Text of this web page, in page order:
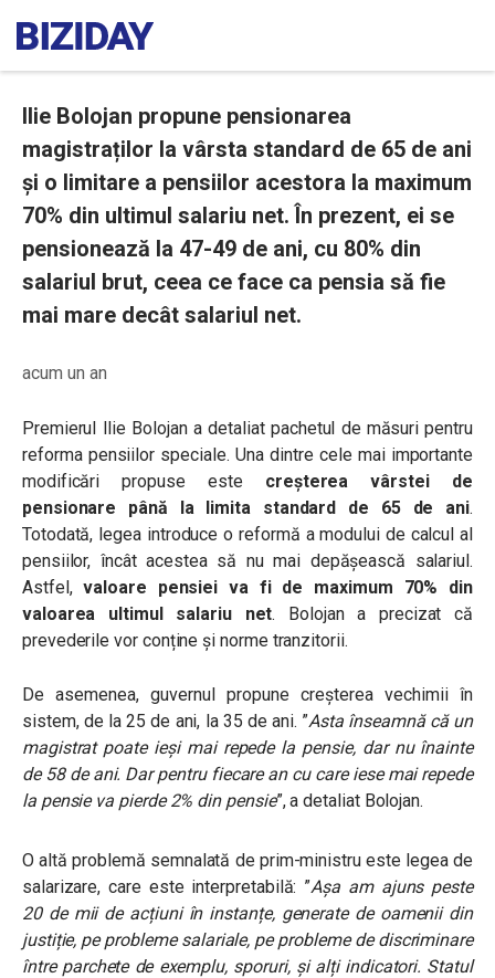
Ilie Bolojan propune pensionarea
magistraților la vârsta standard de 65 de ani
și o limitare a pensiilor acestora la maximum
70% din ultimul salariu net. În prezent, ei se
pensionează la 47-49 de ani, cu 80% din
salariul brut, ceea ce face ca pensia să fie
mai mare decât salariul net.
acum un an
Premierul Ilie Bolojan a detaliat pachetul de măsuri pentru
reforma pensiilor speciale. Una dintre cele mai importante
modificări propuse este creșterea vârstei de
pensionare până la limita standard de 65 de ani.
Totodată, legea introduce o reformă a modului de calcul al
pensiilor, încât acestea să nu mai depășească salariul.
Astfel,valoare pensiei va fi de maximum 70% din
valoarea ultimul salariu net. Bolojan a precizat că
prevederile vor conține și norme tranzitorii.
De asemenea, guvernul propune creșterea vechimii în
sistem, de la 25 de ani, la 35 de ani. ”Asta înseamnă că un
magistrat poate ieși mai repede la pensie, dar nu înainte
de 58 de ani. Dar pentru fiecare an cu care iese mai repede
la pensie va pierde 2% din pensie”, a detaliat Bolojan.
O altă problemă semnalată de prim-ministru este legea de
salarizare, care este interpretabilă: ”Așa am ajuns peste
20 de mii de acțiuni în instanțe, generate de oamenii din
justiție, pe probleme salariale, pe probleme de discriminare
între parchete de exemplu, sporuri, și alți indicatori. Statul